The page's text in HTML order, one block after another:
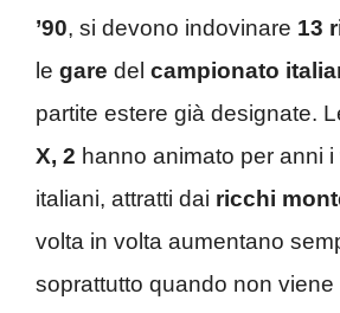
’90, si devono indovinare 13
le gare del campionato
partite estere già designate.
X, 2 hanno animato per anni
italiani, attratti dai ricchi
volta in volta aumentano
soprattutto quando non viene